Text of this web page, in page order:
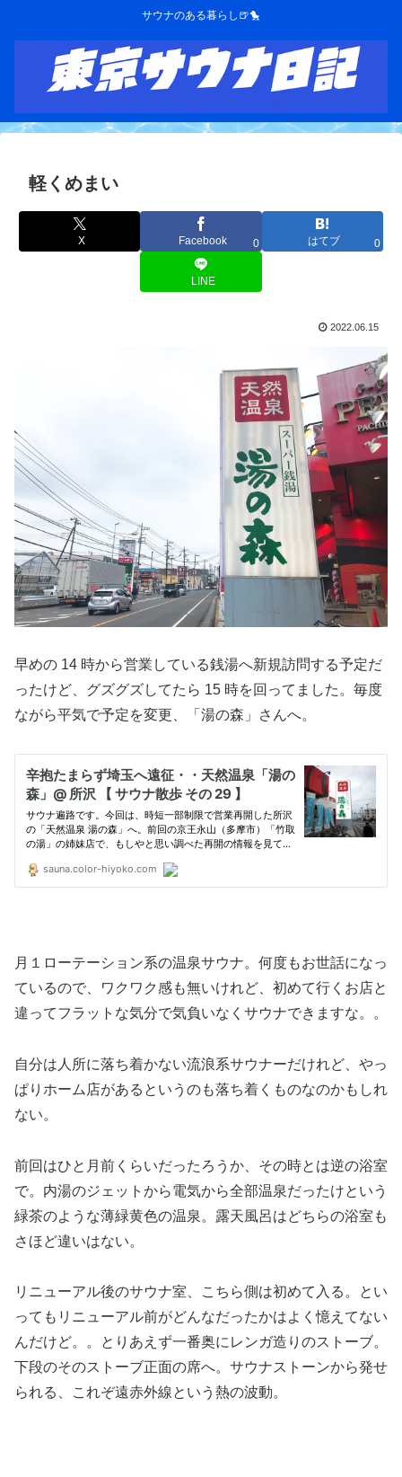
サウナのある暮らし🍺🐤
軽くめまい
X Facebook 0 はてブ 0
LINE
2022.06.15
早めの 14 時から営業している銭湯へ新規訪問する予定だ
ったけど、グズグズしてたら 15 時を回ってました。毎度
ながら平気で予定を変更、「湯の森」さんへ。
月１ローテーション系の温泉サウナ。何度もお世話になっ
ているので、ワクワク感も無いけれど、初めて行くお店と
違ってフラットな気分で気負いなくサウナできますな。。
自分は人所に落ち着かない流浪系サウナーだけれど、やっ
ぱりホーム店があるというのも落ち着くものなのかもしれ
ない。
前回はひと月前くらいだったろうか、その時とは逆の浴室
で。内湯のジェットから電気から全部温泉だったけという
緑茶のような薄緑黄色の温泉。露天風呂はどちらの浴室も
さほど違いはない。
リニューアル後のサウナ室、こちら側は初めて入る。とい
ってもリニューアル前がどんなだったかはよく憶えてない
んだけど。。とりあえず一番奥にレンガ造りのストーブ。
下段のそのストーブ正面の席へ。サウナストーンから発せ
られる、これぞ遠赤外線という熱の波動。